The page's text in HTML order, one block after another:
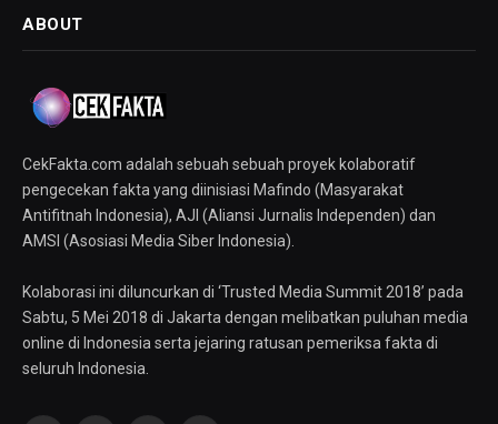
ABOUT
CekFakta.com adalah sebuah sebuah proyek kolaboratif
pengecekan fakta yang diinisiasi Mafindo (Masyarakat
Antifitnah Indonesia), AJI (Aliansi Jurnalis Independen) dan
AMSI (Asosiasi Media Siber Indonesia).
Kolaborasi ini diluncurkan di ‘Trusted Media Summit 2018’ pada
Sabtu, 5 Mei 2018 di Jakarta dengan melibatkan puluhan media
online di Indonesia serta jejaring ratusan pemeriksa fakta di
seluruh Indonesia.